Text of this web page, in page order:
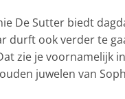
De Sutter biedt
durft ook verder te
zie je voornamelijk
juwelen van